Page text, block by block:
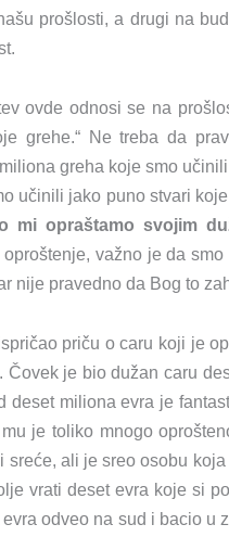
prošlosti, a drugi na
ovde odnosi se na
grehe.“ Ne treba da
greha koje smo
učinili jako puno stvari
mi opraštamo svojim
važno je da
nije pravedno da Bog to
priču o caru koji je
Čovek je bio dužan caru
deset miliona evra je
je toliko mnogo
sreće, ali je sreo osobu
vrati deset evra koje si
odveo na sud i bacio u